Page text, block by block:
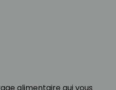
alimentaire qui vous